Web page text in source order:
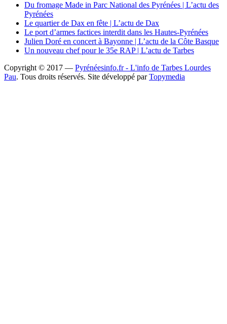
Du fromage Made in Parc National des Pyrénées | L’actu des
Pyrénées
Le quartier de Dax en fête | L’actu de Dax
Le port d’armes factices interdit dans les Hautes-Pyrénées
Julien Doré en concert à Bayonne | L’actu de la Côte Basque
Un nouveau chef pour le 35e RAP | L’actu de Tarbes
Copyright © 2017 — Pyrénéesinfo.fr - L'info de Tarbes Lourdes
Pau. Tous droits réservés. Site développé parTopymedia